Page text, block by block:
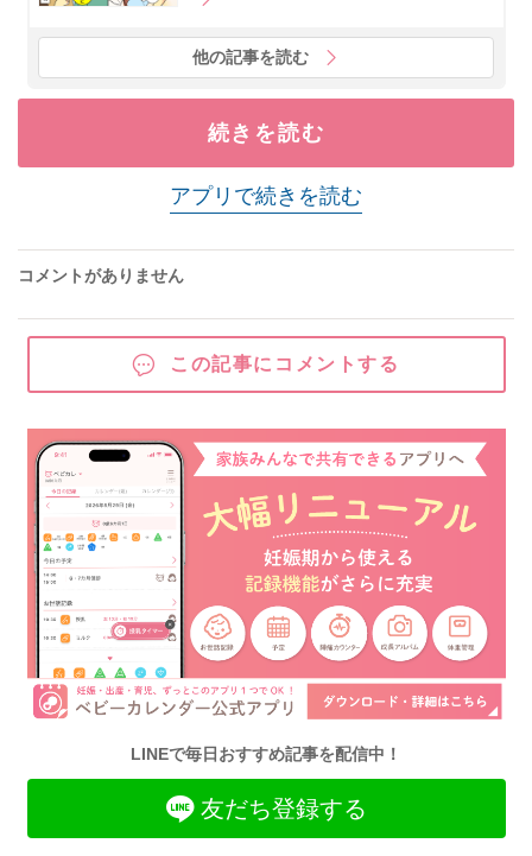
他の記事を読む
続きを読む
アプリで続きを読む
コメントがありません
この記事にコメントする
LINEで毎日おすすめ記事を配信中！
友だち登録する